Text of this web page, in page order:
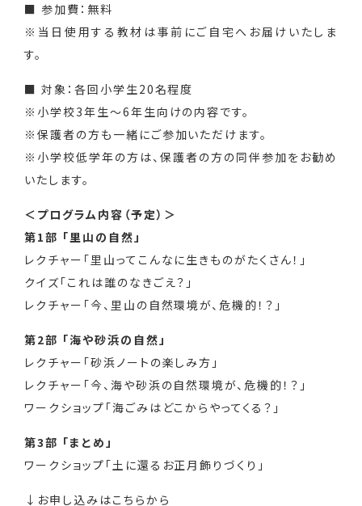
■ 参加費：無料
※当日使用する教材は事前にご自宅へお届けいたしま
す。
■ 対象：各回小学生20名程度
※小学校3年生～6年生向けの内容です。
※保護者の方も一緒にご参加いただけます。
※小学校低学年の方は、保護者の方の同伴参加をお勧め
いたします。
＜プログラム内容（予定）＞
第1部 「里山の自然」
レクチャー「里山ってこんなに生きものがたくさん！」
クイズ「これは誰のなきごえ？」
レクチャー「今、里山の自然環境が、危機的！？」
第2部 「海や砂浜の自然」
レクチャー「砂浜ノートの楽しみ方」
レクチャー「今、海や砂浜の自然環境が、危機的！？」
ワークショップ「海ごみはどこからやってくる？」
第3部 「まとめ」
ワークショップ「土に還るお正月飾りづくり」
↓お申し込みはこちらから